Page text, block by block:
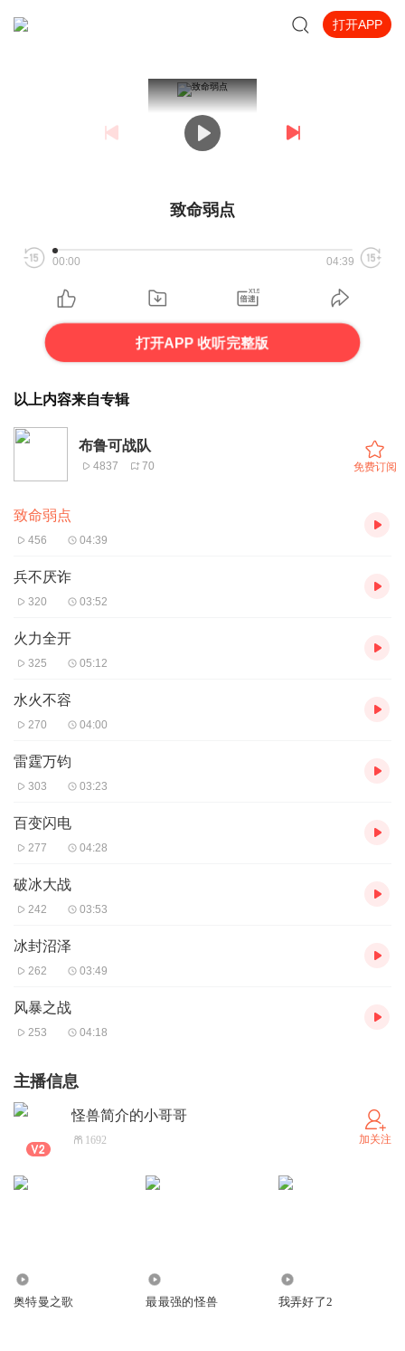
打开APP
致命弱点
00:00 04:39
打开APP 收听完整版
以上内容来自专辑
布鲁可战队
4837 70 免费订阅
致命弱点
456 04:39
兵不厌诈
320 03:52
火力全开
325 05:12
水火不容
270 04:00
雷霆万钧
303 03:23
百变闪电
277 04:28
破冰大战
242 03:53
冰封沼泽
262 03:49
风暴之战
253 04:18
主播信息
怪兽简介的小哥哥
1692 加关注
奥特曼之歌 最最强的怪兽 我弄好了2